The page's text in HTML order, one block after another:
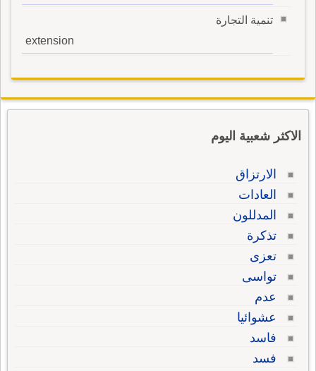
تنمية التجارة
extension
الاكثر شعبية اليوم
الارتزاق
العادات
المدللون
تذكرة
تعزى
تواسى
عدم
عشوائيا
فاسد
فسد